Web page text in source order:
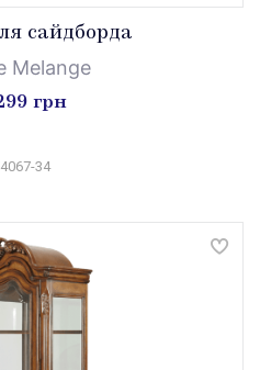
сайдборда
Melange
грн
34